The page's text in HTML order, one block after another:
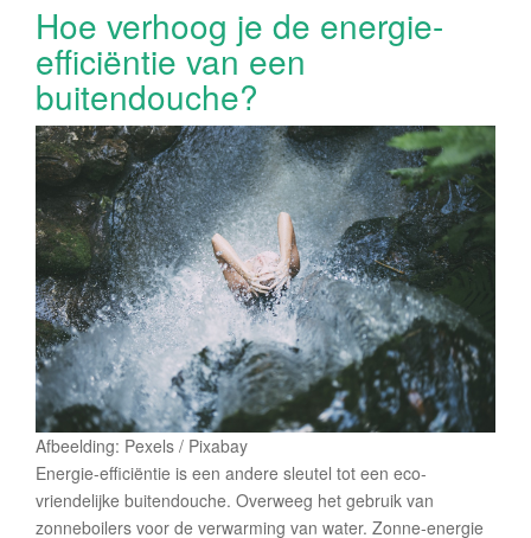
Hoe verhoog je de energie-
efficiëntie van een
buitendouche?
Afbeelding: Pexels / Pixabay
Energie-efficiëntie is een andere sleutel tot een eco-
vriendelijke buitendouche. Overweeg het gebruik van
zonneboilers voor de verwarming van water. Zonne-energie